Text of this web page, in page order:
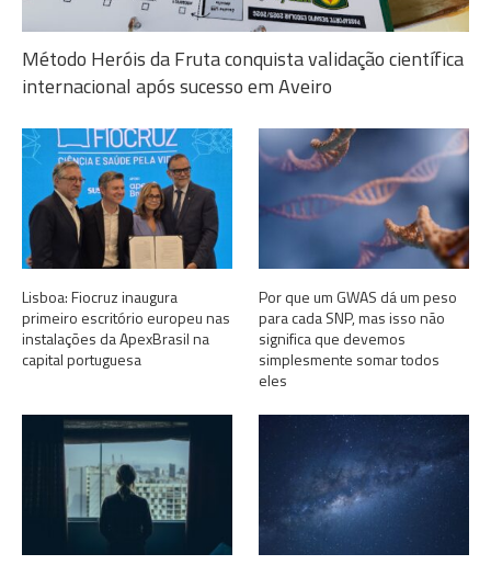
Método Heróis da Fruta conquista validação científica
internacional após sucesso em Aveiro
Lisboa: Fiocruz inaugura
primeiro escritório europeu nas
instalações da ApexBrasil na
capital portuguesa
Por que um GWAS dá um peso
para cada SNP, mas isso não
significa que devemos
simplesmente somar todos
eles